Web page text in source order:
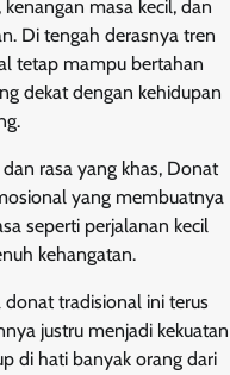
masa kecil, dan
Di tengah derasnya tren
tetap mampu bertahan
dekat dengan kehidupan
rasa yang khas, Donat
yang membuatnya
seperti perjalanan kecil
kehangatan.
donat tradisional ini terus
justru menjadi kekuatan
di hati banyak orang dari